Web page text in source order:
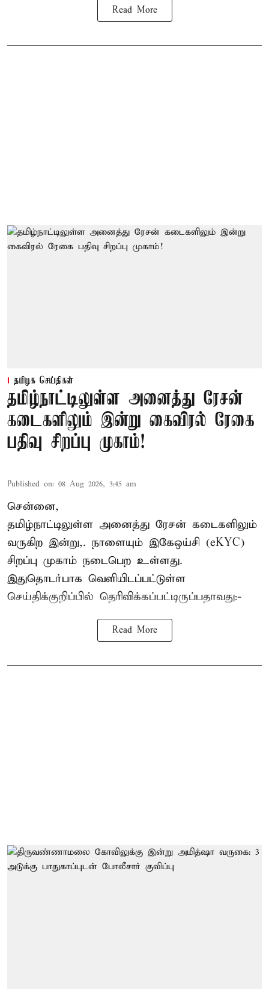
Read More
தமிழக செய்திகள்
தமிழ்நாட்டிலுள்ள அனைத்து ரேசன்
கடைகளிலும் இன்று கைவிரல் ரேகை
பதிவு சிறப்பு முகாம்!
Published on: 08 Aug 2026, 3:45 am
சென்னை,
தமிழ்நாட்டிலுள்ள அனைத்து ரேசன் கடைகளிலும்
வருகிற இன்று,. நாளையும் இகேஒய்சி (eKYC)
சிறப்பு முகாம் நடைபெற உள்ளது.
இதுதொடர்பாக வெளியிடப்பட்டுள்ள
செய்திக்குறிப்பில் தெரிவிக்கப்பட்டிருப்பதாவது:-
Read More